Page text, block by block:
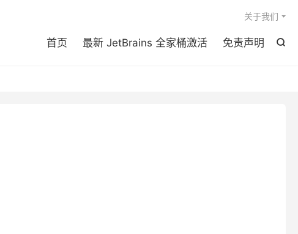

首页 最新 JetBrains 全家桶激活 免责声明
关于我们